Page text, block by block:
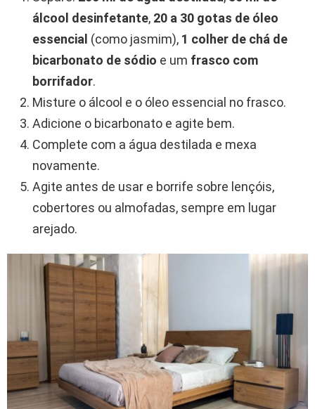
álcool desinfetante, 20 a 30 gotas de óleo
essencial (como jasmim), 1 colher de chá de
bicarbonato de sódio e um frasco com
borrifador.
Misture o álcool e o óleo essencial no frasco.
Adicione o bicarbonato e agite bem.
Complete com a água destilada e mexa
novamente.
Agite antes de usar e borrife sobre lençóis,
cobertores ou almofadas, sempre em lugar
arejado.